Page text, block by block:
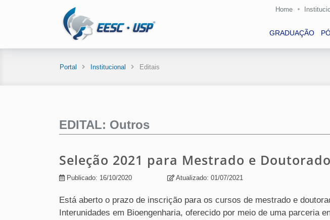
Home
GRADUAÇÃO
Portal Institucional Editais
EDITAL: Outros
Seleção 2021 para Mestrado e
Publicado: 16/10/2020 Atualizado: 01/07/2021
Está aberto o prazo de inscrição para os cursos de mestrado e
Interunidades em Bioengenharia, oferecido por meio de uma parceria